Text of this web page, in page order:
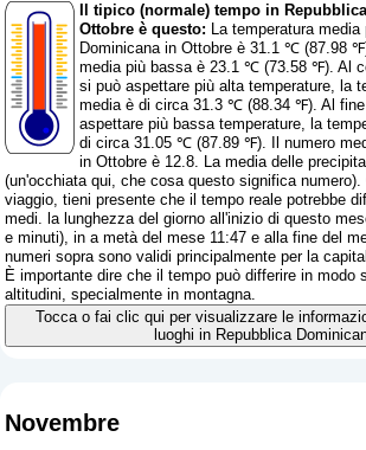
Il tipico (normale) tempo in
Ottobre è questo: La temperatura
Dominicana in Ottobre è 31.1 ℃ (87.98
media più bassa è 23.1 ℃ (73.58 ℉). Al
si può aspettare più alta temperature, la
media è di circa 31.3 ℃ (88.34 ℉). Al
aspettare più bassa temperature, la
di circa 31.05 ℃ (87.89 ℉). Il numero
in Ottobre è 12.8. La media delle
(un'occhiata qui, che cosa questo significa numero).
viaggio, tieni presente che il tempo reale potrebbe
medi. la lunghezza del giorno all'inizio di questo
e minuti), in a metà del mese 11:47 e alla fine del
numeri sopra sono validi principalmente per la
È importante dire che il tempo può differire in modo
altitudini, specialmente in montagna.
Tocca o fai clic qui per visualizzare le
luoghi in Repubblica
Novembre